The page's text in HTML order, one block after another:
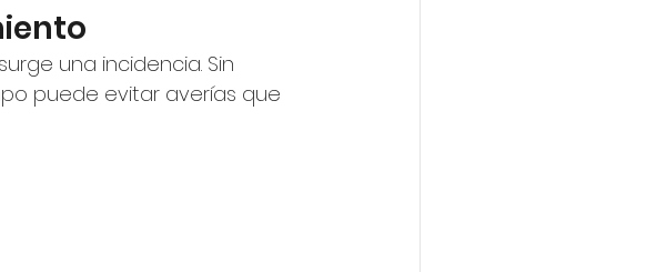
una incidencia. Sin
puede evitar averías que